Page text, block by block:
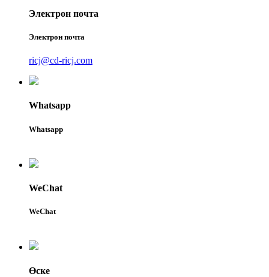
Электрон почта
Электрон почта
ricj@cd-ricj.com
Whatsapp
Whatsapp
WeChat
WeChat
Өске